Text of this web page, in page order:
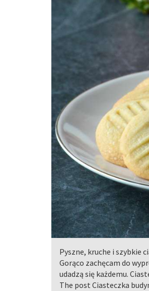
Pyszne, kruche i szybkie
Gorąco zachęcam do
udadzą się każdemu.
The post Ciasteczka